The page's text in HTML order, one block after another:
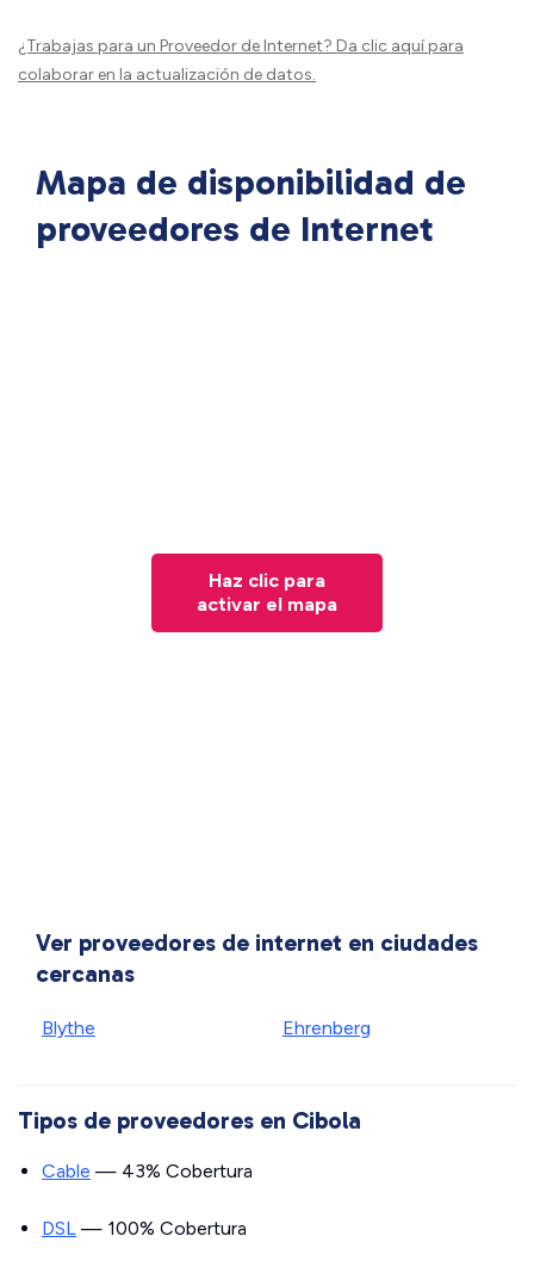
¿Trabajas para un Proveedor de Internet? Da clic aquípara
colaborar en la actualización de datos.
Mapa de disponibilidad de
proveedores de Internet
Haz clic para
activar el mapa
Ver proveedores de internet en ciudades
cercanas
Blythe Ehrenberg
Tipos de proveedores en Cibola
Cable — 43% Cobertura
DSL — 100% Cobertura